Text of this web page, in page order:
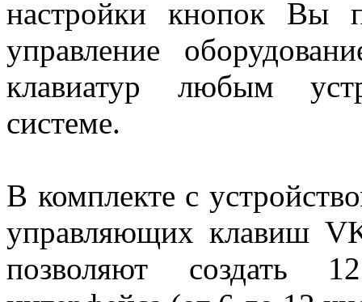
настройки кнопок Вы
управление
клавиатур любым
системе.
В комплекте с
управляющих клавиш
позволяют создать